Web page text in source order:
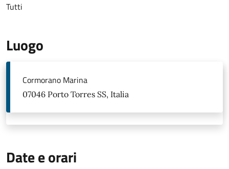
Tutti
Luogo
Cormorano Marina
07046 Porto Torres SS, Italia
Date e orari